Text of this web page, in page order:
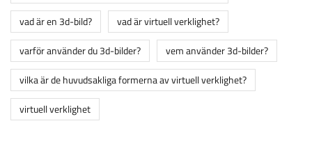
vad är en 3d-bild?
vad är virtuell verklighet?
varför använder du 3d-bilder?
vem använder 3d-bilder?
vilka är de huvudsakliga formerna av virtuell verklighet?
virtuell verklighet